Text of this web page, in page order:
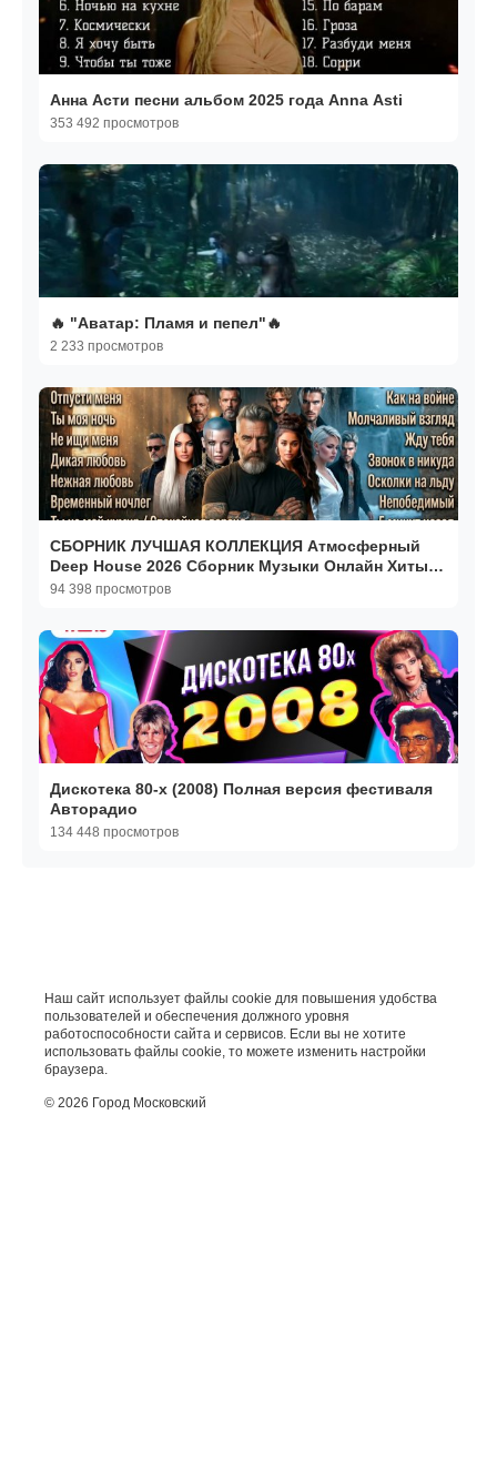
Анна Асти песни альбом 2025 года Anna Asti
353 492 просмотров
🔥 "Аватар: Пламя и пепел"🔥
2 233 просмотров
СБОРНИК ЛУЧШАЯ КОЛЛЕКЦИЯ Атмосферный
Deep House 2026 Сборник Музыки Онлайн Хиты
2026 Онлайн Хиты
94 398 просмотров
Дискотека 80-х (2008) Полная версия фестиваля
Авторадио
134 448 просмотров
Наш сайт использует файлы cookie для повышения удобства
пользователей и обеспечения должного уровня
работоспособности сайта и сервисов. Если вы не хотите
использовать файлы cookie, то можете изменить настройки
браузера.
© 2026 Город Московский